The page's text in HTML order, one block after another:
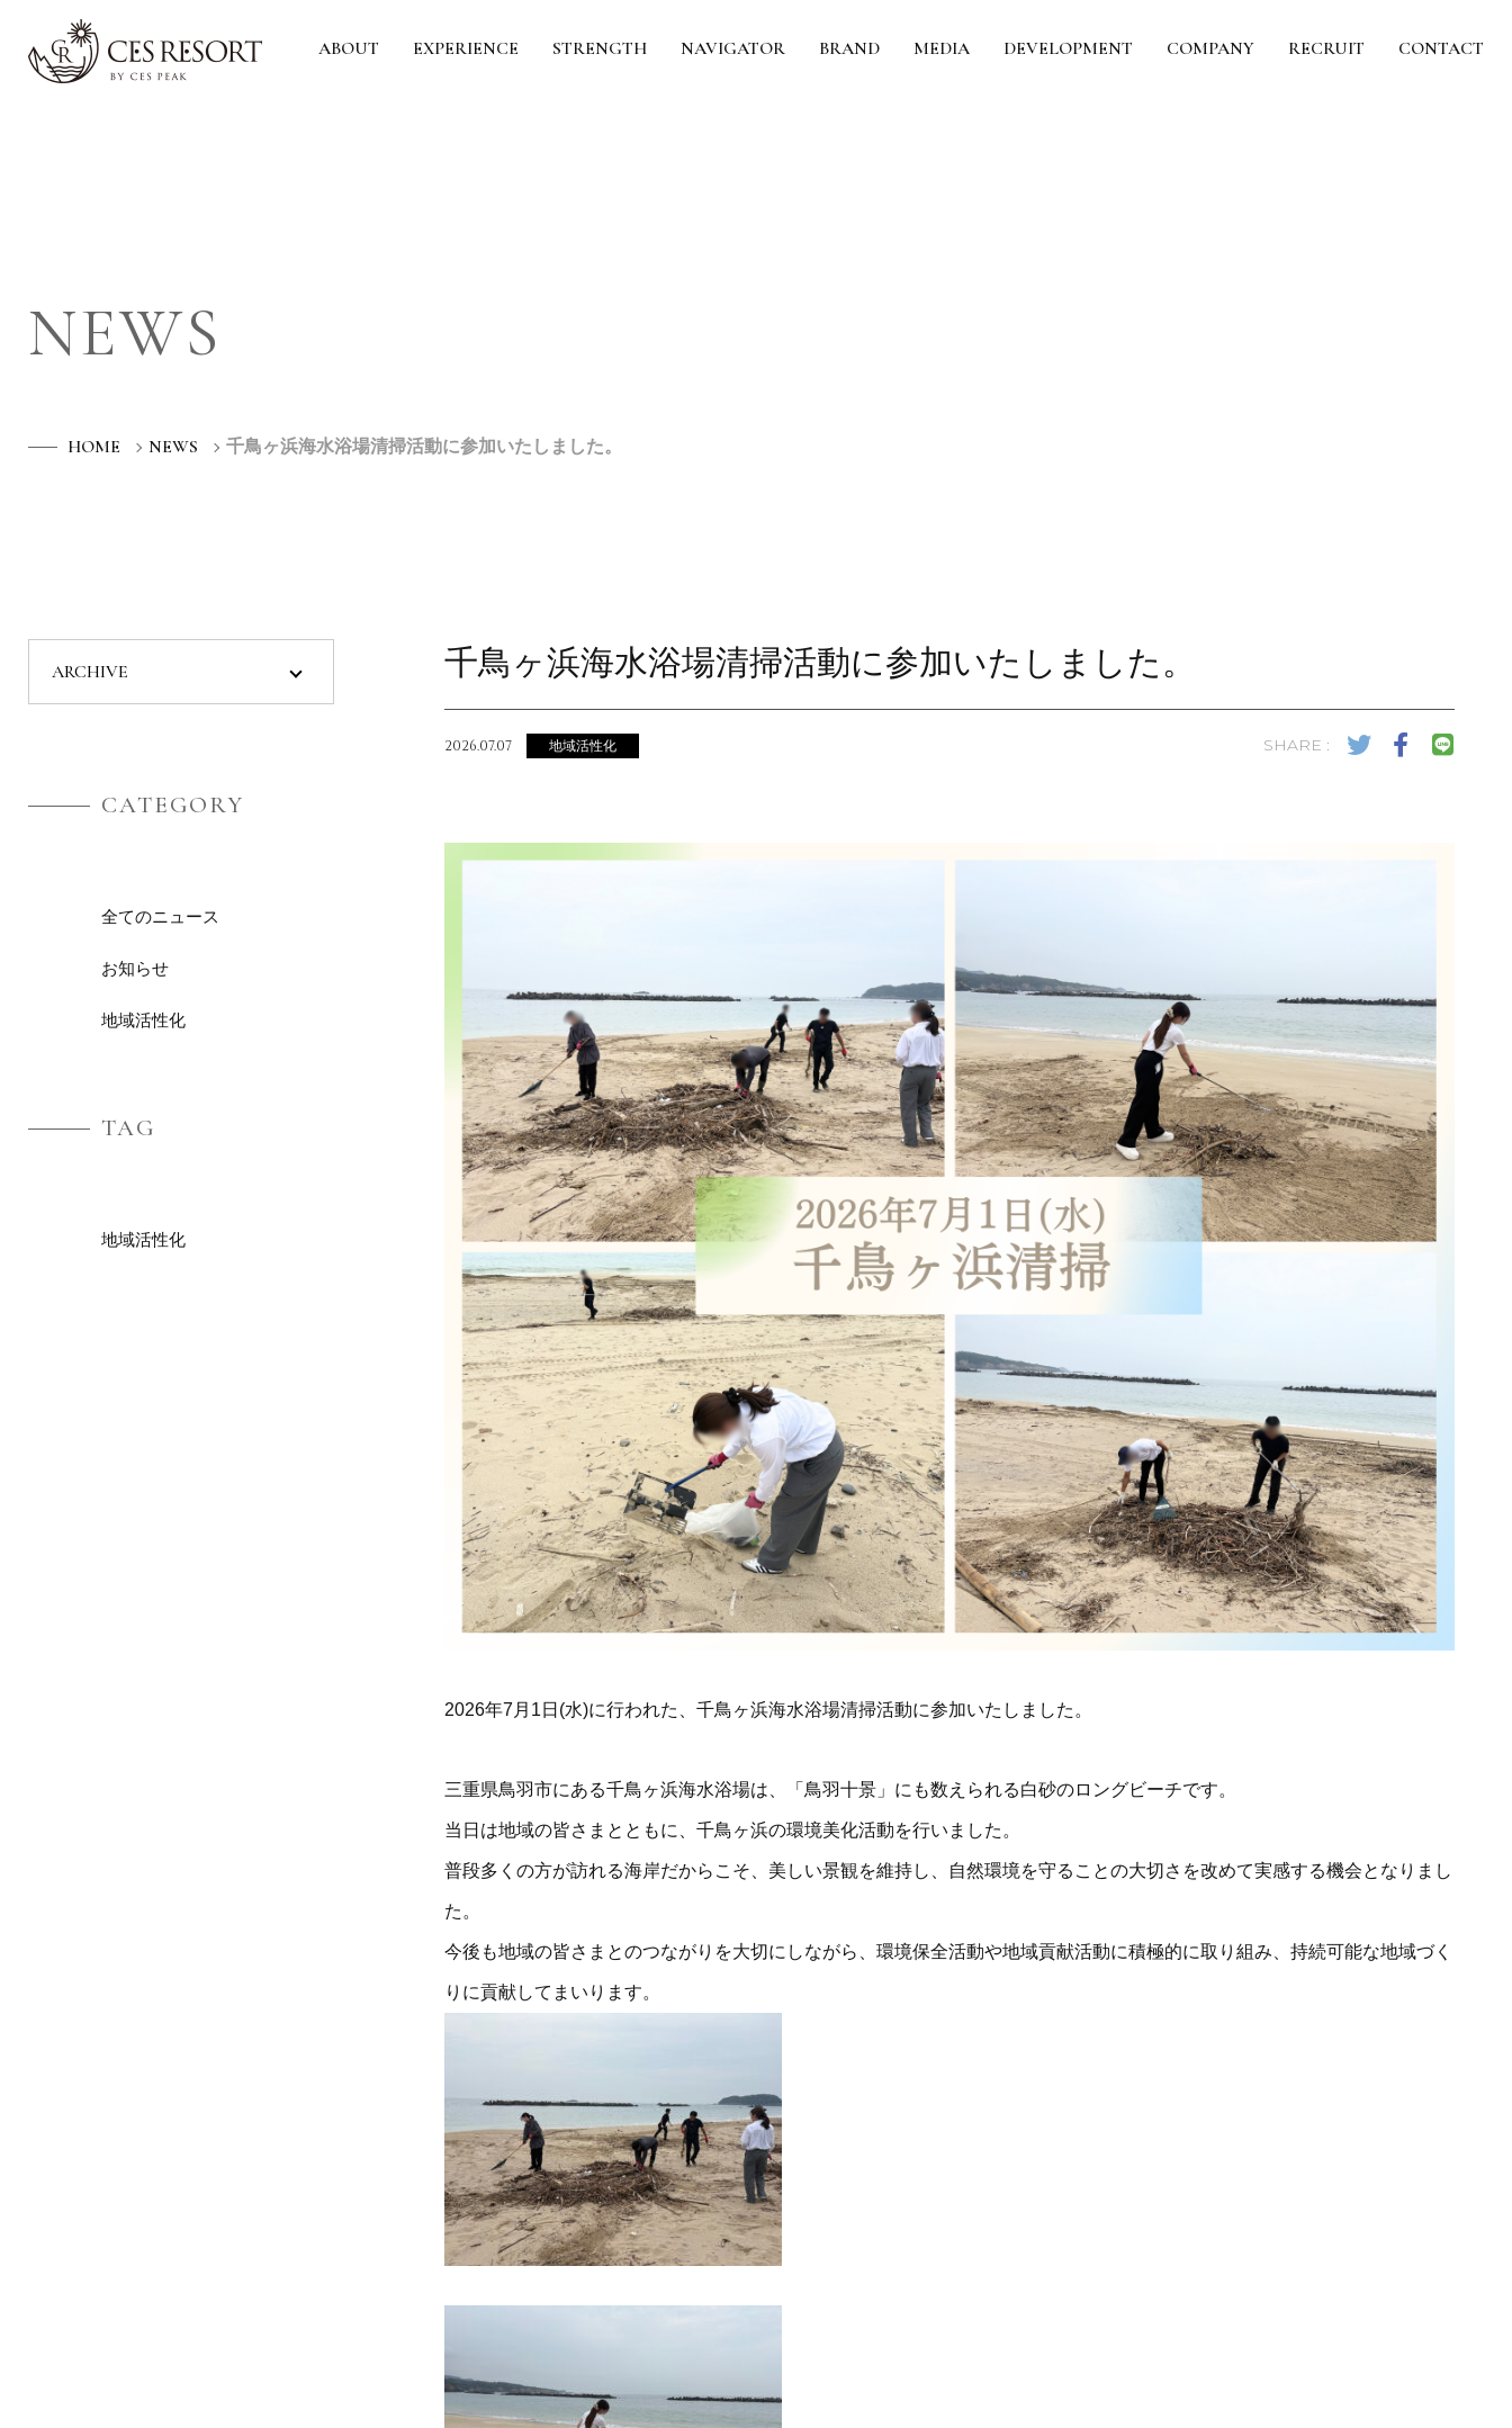
ABOUT EXPERIENCE STRENGTH NAVIGATOR BRAND MEDIA DEVELOPMENT COMPANY RECRUIT CONTACT
NEWS
HOME NEWS 千鳥ヶ浜海水浴場清掃活動に参加いたしました。
千鳥ヶ浜海水浴場清掃活動に参加いたしました。
2026.07.07 地域活性化 SHARE :
2026年7月1日(水)に行われた、千鳥ヶ浜海水浴場清掃活動に参加いたしました。
三重県鳥羽市にある千鳥ヶ浜海水浴場は、「鳥羽十景」にも数えられる白砂のロングビーチです。
当日は地域の皆さまとともに、千鳥ヶ浜の環境美化活動を行いました。
普段多くの方が訪れる海岸だからこそ、美しい景観を維持し、自然環境を守ることの大切さを改めて実感する機会となりまし
た。
今後も地域の皆さまとのつながりを大切にしながら、環境保全活動や地域貢献活動に積極的に取り組み、持続可能な地域づく
りに貢献してまいります。
CATEGORY
全てのニュース
お知らせ
地域活性化
TAG
地域活性化